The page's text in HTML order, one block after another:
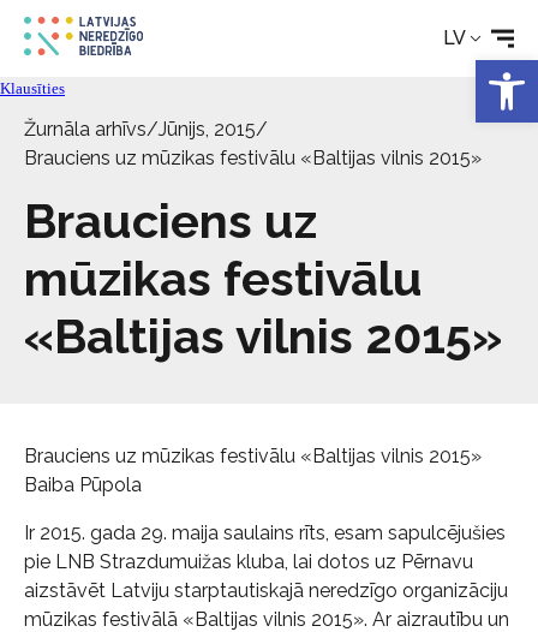
LV
Aktualitātes
Pakalpojumi
Par biedrību
Kontakti
Klausīties
Žurnāla arhīvs/Jūnijs, 2015/
Brauciens uz mūzikas festivālu «Baltijas vilnis 2015»
Brauciens uz
mūzikas festivālu
«Baltijas vilnis 2015»
Brauciens uz mūzikas festivālu «Baltijas vilnis 2015»
Baiba Pūpola
Ir 2015. gada 29. maija saulains rīts, esam sapulcējušies
pie LNB Strazdumuižas kluba, lai dotos uz Pērnavu
aizstāvēt Latviju starptautiskajā neredzīgo organizāciju
mūzikas festivālā «Baltijas vilnis 2015». Ar aizrautību un